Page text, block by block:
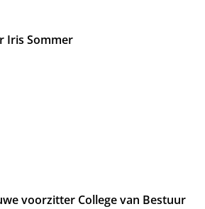
Iris Sommer
voorzitter College van Bestuur